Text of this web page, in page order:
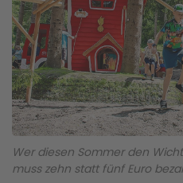
Wer diesen Sommer den
muss zehn statt fünf Euro